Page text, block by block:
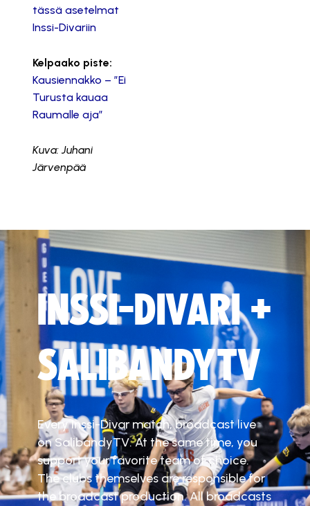
tässä asetelmat
Inssi-Divariin
Kelpaako piste:
Kausiennakko – ”Ei
Turusta kauaa
Raumalle aja”
Kuva: Juhani
Järvenpää
INSSI-DIVARI +
SALIBANDYTV
Every Inssi-Divar match, broadcast live
on SalibandyTV. At the same time, you
support your favorite team of choice.
The clubs themselves are responsible for
the broadcast production. All broadcasts